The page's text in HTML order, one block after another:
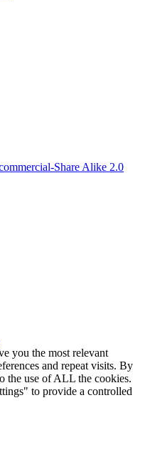
Share Alike 2.0
you the most relevant
and repeat visits. By
the use of ALL the cookies.
to provide a controlled